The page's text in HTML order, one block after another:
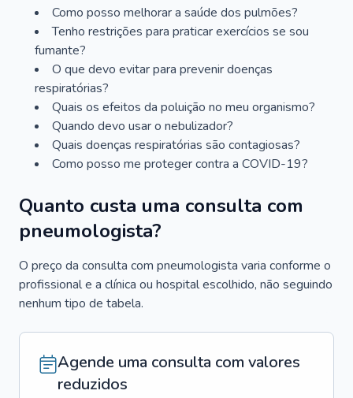
Como posso melhorar a saúde dos pulmões?
Tenho restrições para praticar exercícios se sou
fumante?
O que devo evitar para prevenir doenças
respiratórias?
Quais os efeitos da poluição no meu organismo?
Quando devo usar o nebulizador?
Quais doenças respiratórias são contagiosas?
Como posso me proteger contra a COVID-19?
Quanto custa uma consulta com
pneumologista?
O preço da consulta com pneumologista varia conforme o
profissional e a clínica ou hospital escolhido, não seguindo
nenhum tipo de tabela.
Agende uma consulta com valores
reduzidos